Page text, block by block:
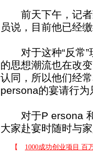
前天下午，记者
员说，目前他已经缴
对于这种“反常”
的思想潮流也在改
认同，所以他们经
persona的宴请行
对于P ersona 和
大家赴宴时随时与